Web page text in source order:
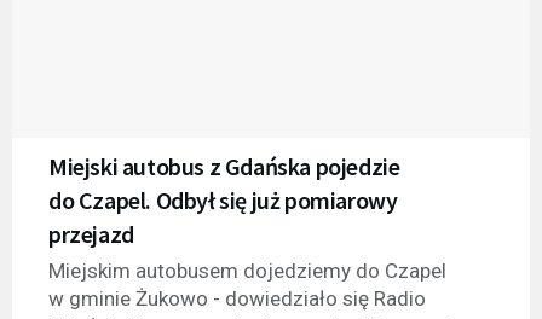
Miejski autobus z Gdańska pojedzie
do Czapel. Odbył się już pomiarowy
przejazd
Miejskim autobusem dojedziemy do Czapel
w gminie Żukowo - dowiedziało się Radio